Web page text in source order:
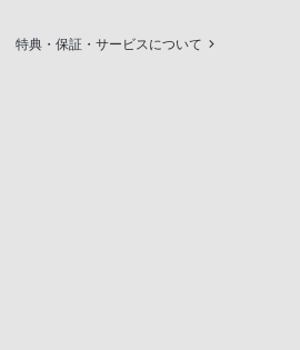
特典・保証・サービスについて